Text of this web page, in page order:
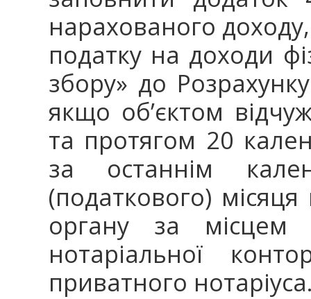
нарахованого
податку на доходи
збору» до
якщо об’єктом
та протягом 20
за останнім
(податкового)
органу за місцем
нотаріальної
приватного